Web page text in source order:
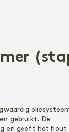
Reinigen
Voorkleuren
Lak
Zeep
gebruikt. De
en geeft het hout